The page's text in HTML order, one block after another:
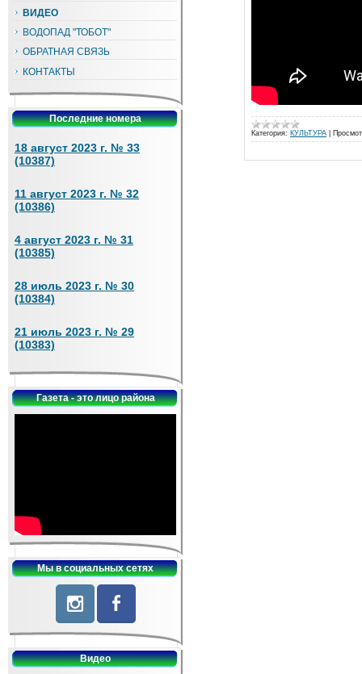
ВИДЕО
ВОДОПАД "ТОБОТ"
ОБРАТНАЯ СВЯЗЬ
КОНТАКТЫ
Последние номера
18 август 2023 г. № 33
(10387)
11 август 2023 г. № 32
(10386)
4 август 2023 г. № 31
(10385)
28 июль 2023 г. № 30
(10384)
21 июль 2023 г. № 29
(10383)
Газета - это лицо района
Мы в социальных сетях
Видео
Категория: КУЛЬТУРА